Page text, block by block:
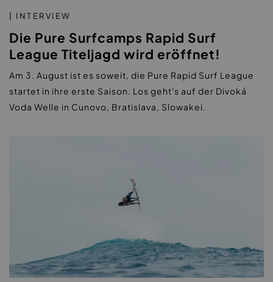
| INTERVIEW
Die Pure Surfcamps Rapid Surf
League Titeljagd wird eröffnet!
Am 3. August ist es soweit, die Pure Rapid Surf League
startet in ihre erste Saison. Los geht's auf der Divoká
Voda Welle in Cunovo, Bratislava, Slowakei.